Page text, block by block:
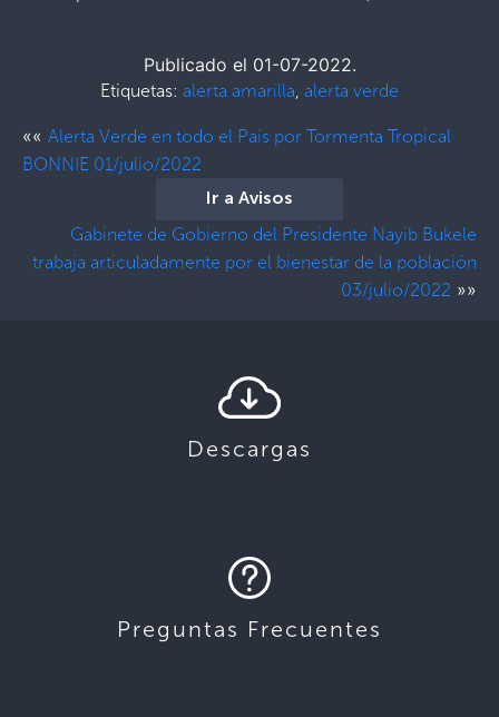
Publicado el 01-07-2022.
Etiquetas: alerta amarilla, alerta verde
«« Alerta Verde en todo el País por Tormenta Tropical
BONNIE 01/julio/2022
Ir a Avisos
Gabinete de Gobierno del Presidente Nayib Bukele
trabaja articuladamente por el bienestar de la población
03/julio/2022 »»
Descargas
Preguntas Frecuentes